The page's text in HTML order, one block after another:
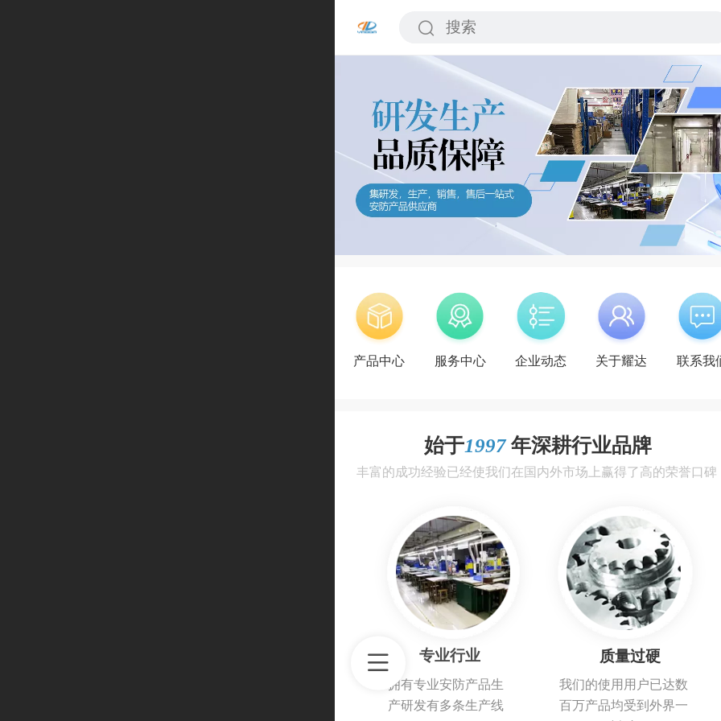
产品中心 服务中心 企业动态 关于耀达 联系我
始于1997 年深耕行业品牌
丰富的成功经验已经使我们在国内外市场上赢得了高的荣誉口碑
专业行业
拥有专业安防产品生
产研发有多条生产线
质量过硬
我们的使用用户已达数
百万产品均受到外界一